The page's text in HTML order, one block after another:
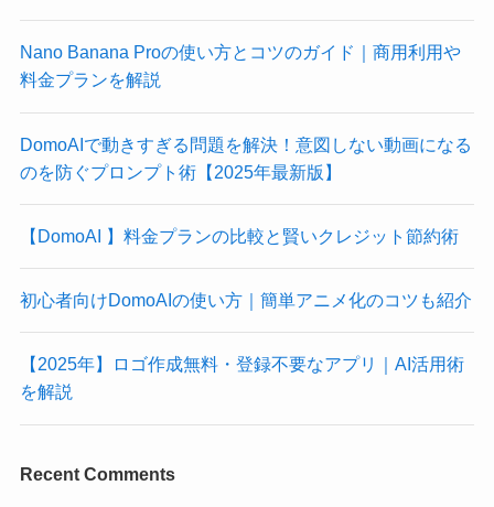
Nano Banana Proの使い方とコツのガイド｜商用利用や
料金プランを解説
DomoAIで動きすぎる問題を解決！意図しない動画になる
のを防ぐプロンプト術【2025年最新版】
【DomoAI 】料金プランの比較と賢いクレジット節約術
初心者向けDomoAIの使い方｜簡単アニメ化のコツも紹介
【2025年】ロゴ作成無料・登録不要なアプリ｜AI活用術
を解説
Recent Comments